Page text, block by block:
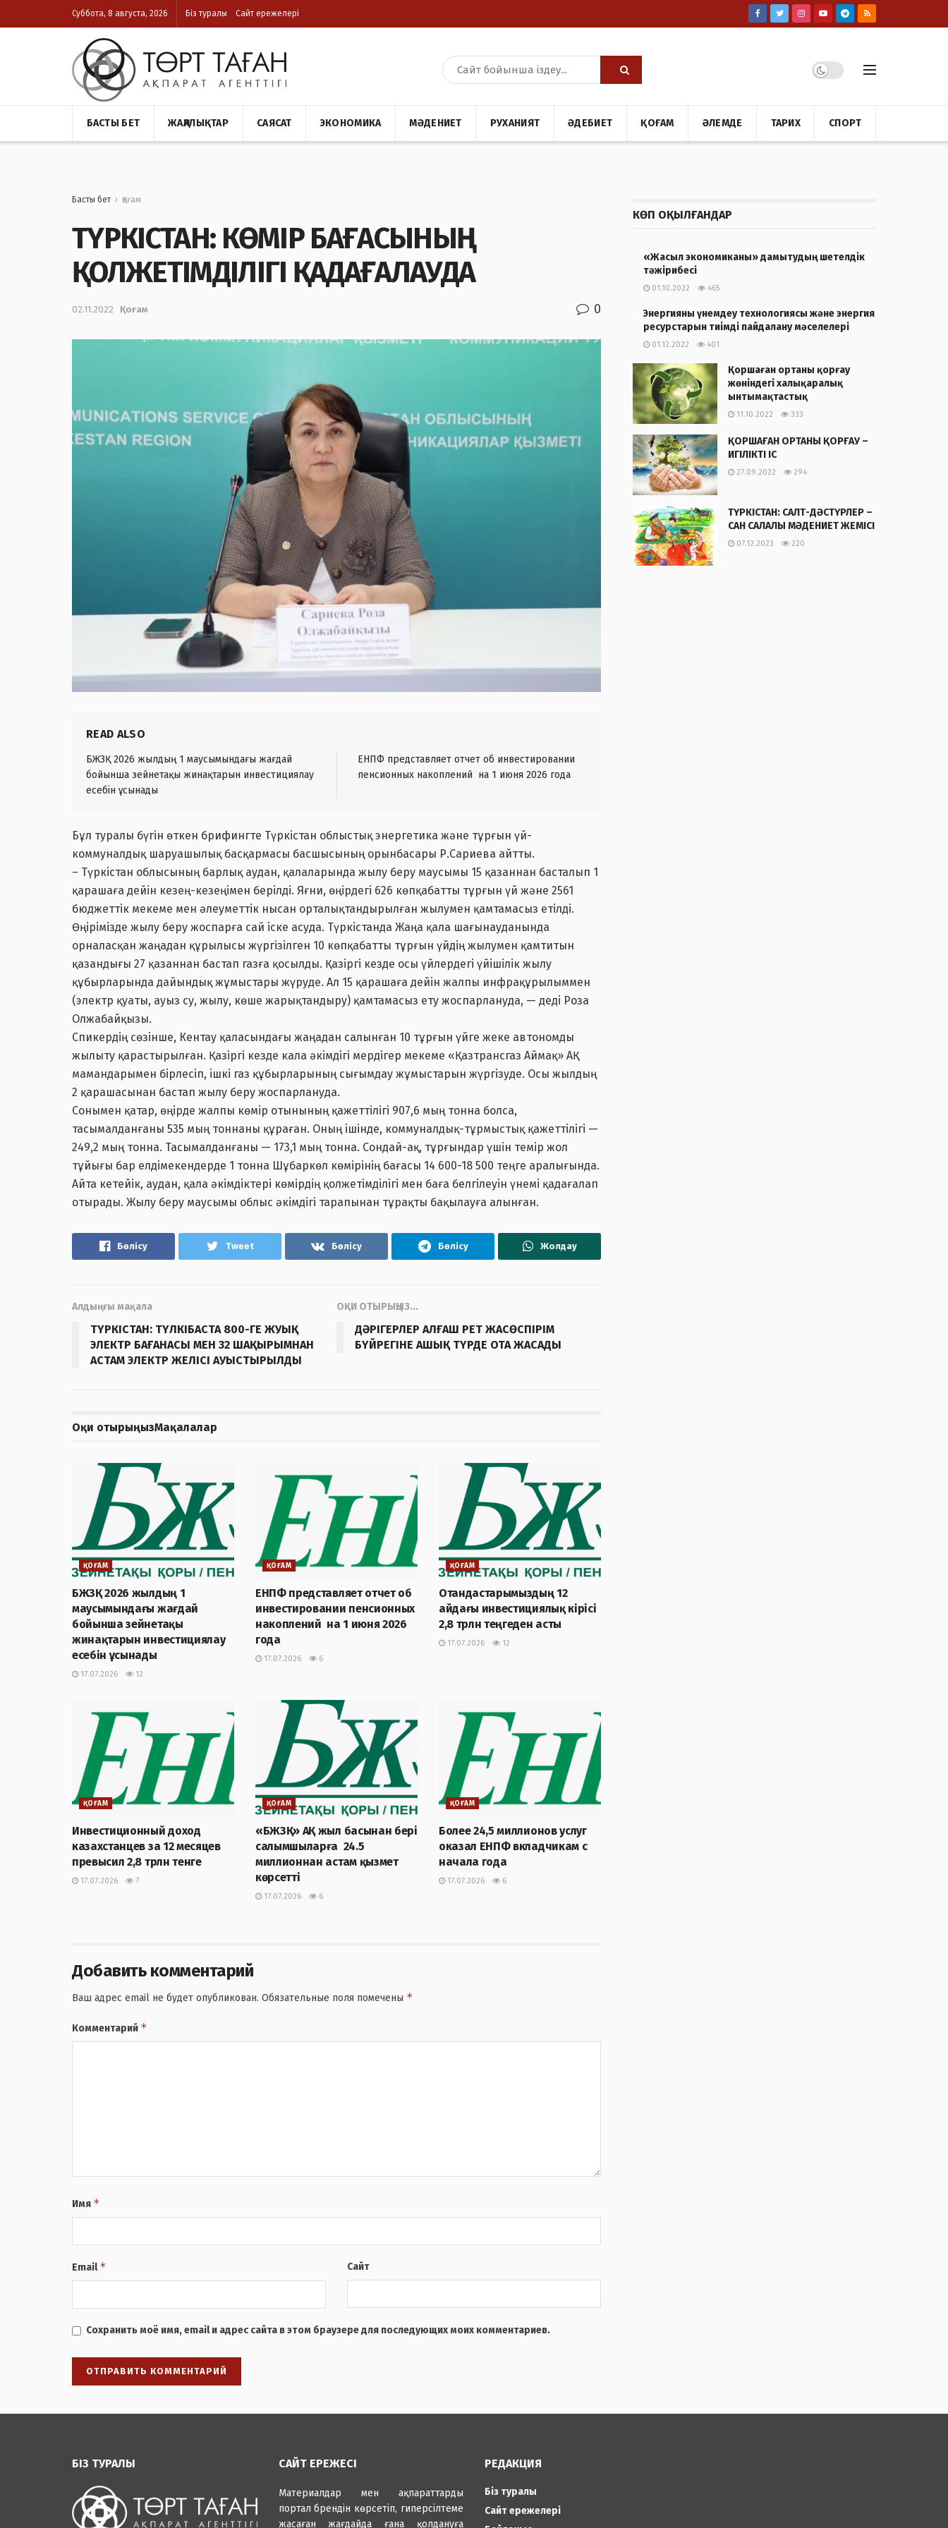
Суббота, 8 августа, 2026 Біз туралы Сайт ережелері
БАСТЫ БЕТ ЖАҢАЛЫҚТАР САЯСАТ ЭКОНОМИКА МӘДЕНИЕТ РУХАНИЯТ ӘДЕБИЕТ ҚОҒАМ ӘЛЕМДЕ ТАРИХ СПОРТ
Басты бет Қоғам
ТҮРКІСТАН: КӨМІР БАҒАСЫНЫҢ
ҚОЛЖЕТІМДІЛІГІ ҚАДАҒАЛАУДА
02.11.2022 Қоғам 0
READ ALSO
БЖЗҚ 2026 жылдың 1 маусымындағы жағдай
бойынша зейнетақы жинақтарын инвестициялау
ЕНПФ представляет отчет об инвестировании
пенсионных накоплений на 1 июня 2026 года
Бұл туралы бүгін өткен брифингте Түркістан облыстық энергетика және тұрғын үй-
коммуналдық шаруашылық басқармасы басшысының орынбасары Р.Сариева айтты.
– Түркістан облысының барлық аудан, қалаларында жылу беру маусымы 15 қазаннан басталып 1
қарашаға дейін кезең-кезеңімен берілді. Яғни, өңірдегі 626 көпқабатты тұрғын үй және 2561
бюджеттік мекеме мен әлеуметтік нысан орталықтандырылған жылумен қамтамасыз етілді.
Өңірімізде жылу беру жоспарға сай іске асуда. Түркістанда Жаңа қала шағынауданында
орналасқан жаңадан құрылысы жүргізілген 10 көпқабатты тұрғын үйдің жылумен қамтитын
қазандығы 27 қазаннан бастап газға қосылды. Қазіргі кезде осы үйлердегі үйішілік жылу
құбырларында дайындық жұмыстары жүруде. Ал 15 қарашаға дейін жалпы инфрақұрылыммен
(электр қуаты, ауыз су, жылу, көше жарықтандыру) қамтамасыз ету жоспарлануда, — деді Роза
Олжабайқызы.
Спикердің сөзінше, Кентау қаласындағы жаңадан салынған 10 тұрғын үйге жеке автономды
жылыту қарастырылған. Қазіргі кезде кала әкімдігі мердігер мекеме «Қазтрансгаз Аймақ» АҚ
мамандарымен бірлесіп, ішкі газ құбырларының сығымдау жұмыстарын жүргізуде. Осы жылдың
2 қарашасынан бастап жылу беру жоспарлануда.
Сонымен қатар, өңірде жалпы көмір отынының қажеттілігі 907,6 мың тонна болса,
тасымалданғаны 535 мың тоннаны құраған. Оның ішінде, коммуналдық-тұрмыстық қажеттілігі —
249,2 мың тонна. Тасымалданғаны — 173,1 мың тонна. Сондай-ақ, тұрғындар үшін темір жол
тұйығы бар елдімекендерде 1 тонна Шұбаркөл көмірінің бағасы 14 600-18 500 теңге аралығында.
Айта кетейік, аудан, қала әкімдіктері көмірдің қолжетімділігі мен баға белгілеуін үнемі қадағалап
отырады. Жылу беру маусымы облыс әкімдігі тарапынан тұрақты бақылауға алынған.
Бөлісу Tweet Бөлісу Бөлісу Жолдау
Алдыңғы мақала
ТҮРКІСТАН: ТҮЛКІБАСТА 800-ГЕ ЖУЫҚ
ЭЛЕКТР БАҒАНАСЫ МЕН 32 ШАҚЫРЫМНАН
АСТАМ ЭЛЕКТР ЖЕЛІСІ АУЫСТЫРЫЛДЫ
ОҚИ ОТЫРЫҢЫЗ...
ДӘРІГЕРЛЕР АЛҒАШ РЕТ ЖАСӨСПІРІМ
БҮЙРЕГІНЕ АШЫҚ ТҮРДЕ ОТА ЖАСАДЫ
Оқи отырыңызМақалалар
ҚОҒАМ
БЖЗҚ 2026 жылдың 1
маусымындағы жағдай
бойынша зейнетақы
жинақтарын инвестициялау
есебін ұсынады
17.07.2026 12
ҚОҒАМ
ЕНПФ представляет отчет об
инвестировании пенсионных
накоплений на 1 июня 2026
года
17.07.2026 6
ҚОҒАМ
Отандастарымыздың 12
айдағы инвестициялық кірісі
2,8 трлн теңгеден асты
17.07.2026 12
ҚОҒАМ
Инвестиционный доход
казахстанцев за 12 месяцев
превысил 2,8 трлн тенге
17.07.2026 7
ҚОҒАМ
«БЖЗҚ» АҚ жыл басынан бері
салымшыларға 24.5
миллионнан астам қызмет
көрсетті
17.07.2026 6
ҚОҒАМ
Более 24,5 миллионов услуг
оказал ЕНПФ вкладчикам с
начала года
17.07.2026 6
Добавить комментарий
Ваш адрес email не будет опубликован. Обязательные поля помечены *
Комментарий *
Имя *
Email* Сайт
Сохранить моё имя, email и адрес сайта в этом браузере для последующих моих комментариев.
КӨП ОҚЫЛҒАНДАР
«Жасыл экономиканы» дамытудың шетелдік
тәжірибесі
01.10.2022 465
Энергияны үнемдеу технологиясы және энергия
ресурстарын тиімді пайдалану мәселелері
01.12.2022 401
Қоршаған ортаны қорғау
жөніндегі халықаралық
ынтымақтастық
11.10.2022 333
ҚОРШАҒАН ОРТАНЫ ҚОРҒАУ –
ИГІЛІКТІ ІС
27.09.2022 294
ТҮРКІСТАН: САЛТ-ДӘСТҮРЛЕР –
САН САЛАЛЫ МӘДЕНИЕТ ЖЕМІСІ
07.12.2023 220
БІЗ ТУРАЛЫ САЙТ ЕРЕЖЕСІ
Материалдар мен ақпараттарды
портал брендін көрсетіп, гиперсілтеме
жасаған жағдайда ғана қолдануға
РЕДАКЦИЯ
Біз туралы
Сайт ережелері